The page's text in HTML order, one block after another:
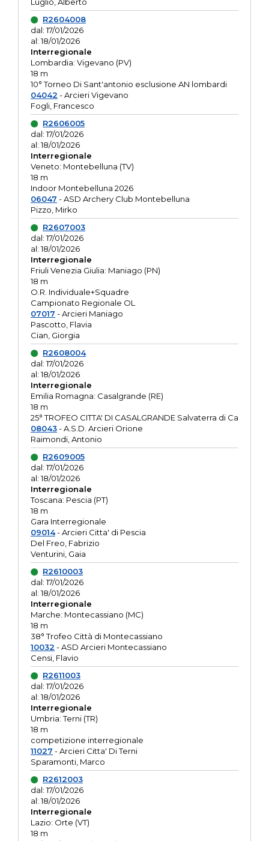
R2604008
dal: 17/01/2026
al: 18/01/2026
Interregionale
Lombardia: Vigevano (PV)
18 m
10° Torneo Di Sant'antonio esclusione AN lombardi
04042 - Arcieri Vigevano
Fogli, Francesco
R2606005
dal: 17/01/2026
al: 18/01/2026
Interregionale
Veneto: Montebelluna (TV)
18 m
Indoor Montebelluna 2026
06047 - ASD Archery Club Montebelluna
Pizzo, Mirko
R2607003
dal: 17/01/2026
al: 18/01/2026
Interregionale
Friuli Venezia Giulia: Maniago (PN)
18 m
O.R. Individuale+Squadre
Campionato Regionale OL
07017 - Arcieri Maniago
Pascotto, Flavia
Cian, Giorgia
R2608004
dal: 17/01/2026
al: 18/01/2026
Interregionale
Emilia Romagna: Casalgrande (RE)
18 m
25° TROFEO CITTA' DI CASALGRANDE Salvaterra di Ca
08043- A.S.D. Arcieri Orione
Raimondi, Antonio
R2609005
dal: 17/01/2026
al: 18/01/2026
Interregionale
Toscana: Pescia (PT)
18 m
Gara Interregionale
09014- Arcieri Citta' di Pescia
Del Freo, Fabrizio
Venturini, Gaia
R2610003
dal: 17/01/2026
al: 18/01/2026
Interregionale
Marche: Montecassiano (MC)
18 m
38° Trofeo Città di Montecassiano
10032 - ASD Arcieri Montecassiano
Censi, Flavio
R2611003
dal: 17/01/2026
al: 18/01/2026
Interregionale
Umbria: Terni (TR)
18 m
competizione interregionale
11027 - Arcieri Citta' Di Terni
Sparamonti, Marco
R2612003
dal: 17/01/2026
al: 18/01/2026
Interregionale
Lazio: Orte (VT)
18 m